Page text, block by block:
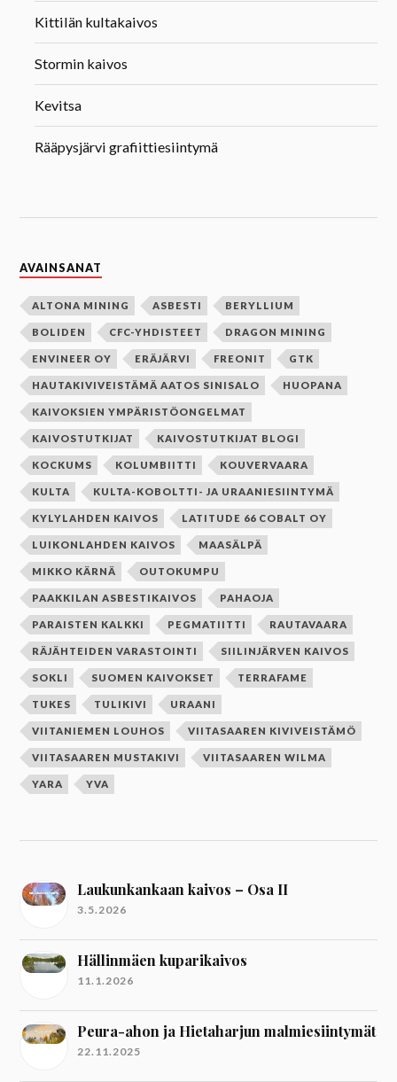
Kittilän kultakaivos
Stormin kaivos
Kevitsa
Rääpysjärvi grafiittiesiintymä
AVAINSANAT
ALTONA MINING ASBESTI BERYLLIUM
BOLIDEN CFC-YHDISTEET DRAGON MINING
ENVINEER OY ERÄJÄRVI FREONIT GTK
HAUTAKIVIVEISTÄMÄ AATOS SINISALO HUOPANA
KAIVOKSIEN YMPÄRISTÖONGELMAT
KAIVOSTUTKIJAT KAIVOSTUTKIJAT BLOGI
KOCKUMS KOLUMBIITTI KOUVERVAARA
KULTA KULTA-KOBOLTTI- JA URAANIESIINTYMÄ
KYLYLAHDEN KAIVOS LATITUDE 66 COBALT OY
LUIKONLAHDEN KAIVOS MAASÄLPÄ
MIKKO KÄRNÄ OUTOKUMPU
PAAKKILAN ASBESTIKAIVOS PAHAOJA
PARAISTEN KALKKI PEGMATIITTI RAUTAVAARA
RÄJÄHTEIDEN VARASTOINTI SIILINJÄRVEN KAIVOS
SOKLI SUOMEN KAIVOKSET TERRAFAME
TUKES TULIKIVI URAANI
VIITANIEMEN LOUHOS VIITASAAREN KIVIVEISTÄMÖ
VIITASAAREN MUSTAKIVI VIITASAAREN WILMA
YARA YVA
Laukunkankaan kaivos – Osa II
3.5.2026
Hällinmäen kuparikaivos
11.1.2026
Peura-ahon ja Hietaharjun malmiesiintymät
22.11.2025